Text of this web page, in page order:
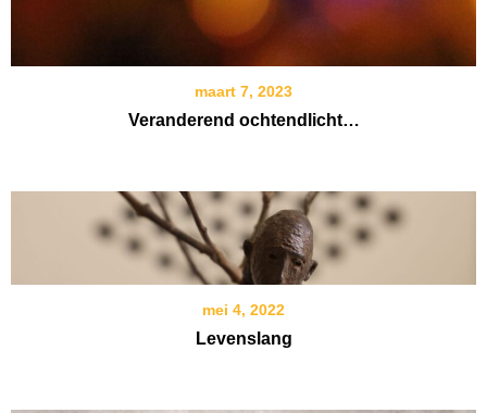
maart 7, 2023
Veranderend ochtendlicht…
mei 4, 2022
Levenslang